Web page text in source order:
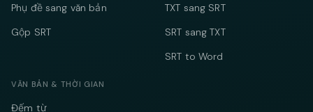
Phụ đề sang văn bản
Gộp SRT
TXT sang SRT
SRT sang TXT
SRT to Word
VĂN BẢN & THỜI GIAN
Đếm từ